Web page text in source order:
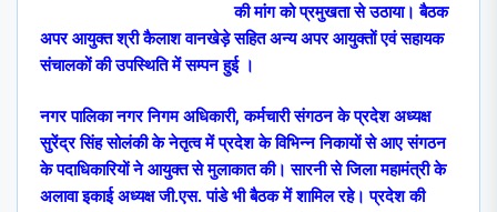
की मांग को प्रमुखता से उठाया। बैठक
अपर आयुक्त श्री कैलाश वानखेड़े सहित अन्य अपर आयुक्तों एवं सहायक
संचालकों की उपस्थिति में सम्पन हुई ।
नगर पालिका नगर निगम अधिकारी, कर्मचारी संगठन के प्रदेश अध्यक्ष
सुरेंद्र सिंह सोलंकी के नेतृत्व में प्रदेश के विभिन्न निकायों से आए संगठन
के पदाधिकारियों ने आयुक्त से मुलाकात की। सारनी से जिला महामंत्री के
अलावा इकाई अध्यक्ष जी.एस. पांडे भी बैठक में शामिल रहे। प्रदेश की